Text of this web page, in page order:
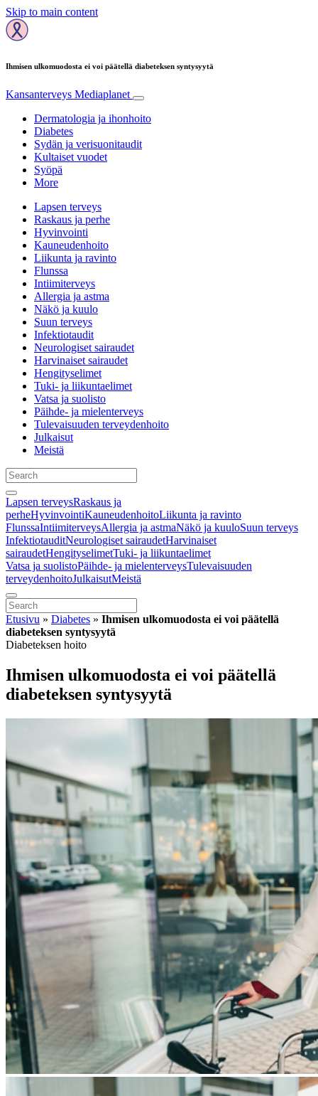
Skip to main content
Ihmisen ulkomuodosta ei voi päätellä diabeteksen syntysyytä
Kansanterveys Mediaplanet
Dermatologia ja ihonhoito
Diabetes
Sydän ja verisuonitaudit
Kultaiset vuodet
Syöpä
More
Lapsen terveys
Raskaus ja perhe
Hyvinvointi
Kauneudenhoito
Liikunta ja ravinto
Flunssa
Intiimiterveys
Allergia ja astma
Näkö ja kuulo
Suun terveys
Infektiotaudit
Neurologiset sairaudet
Harvinaiset sairaudet
Hengityselimet
Tuki- ja liikuntaelimet
Vatsa ja suolisto
Päihde- ja mielenterveys
Tulevaisuuden terveydenhoito
Julkaisut
Meistä
Lapsen terveysRaskaus ja
perheHyvinvointiKauneudenhoitoLiikunta ja ravinto
FlunssaIntiimiterveysAllergia ja astmaNäkö ja kuuloSuun terveys
InfektiotauditNeurologiset sairaudetHarvinaiset
sairaudetHengityselimetTuki- ja liikuntaelimet
Vatsa ja suolistoPäihde- ja mielenterveysTulevaisuuden
terveydenhoitoJulkaisutMeistä
Etusivu » Diabetes » Ihmisen ulkomuodosta ei voi päätellä
diabeteksen syntysyytä
Diabeteksen hoito
Ihmisen ulkomuodosta ei voi päätellä
diabeteksen syntysyytä